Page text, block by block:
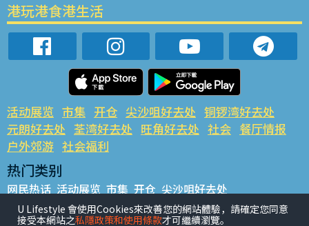
港玩港食港生活
活动展览 市集 开仓 尖沙咀好去处 铜锣湾好去处
元朗好去处 荃湾好去处 旺角好去处 社会 餐厅情报
户外郊游 社会福利
热门类别
网民热话 活动展览 市集 开仓 尖沙咀好去处
铜锣湾好去处 元朗好去处 荃湾好去处 旺角好去处 社会
餐厅情报 户外郊游
U Lifestyle 會使用Cookies來改善您的網站體驗，請確定您同意
接受本網站之私隱政策和使用條款才可繼續瀏覽。